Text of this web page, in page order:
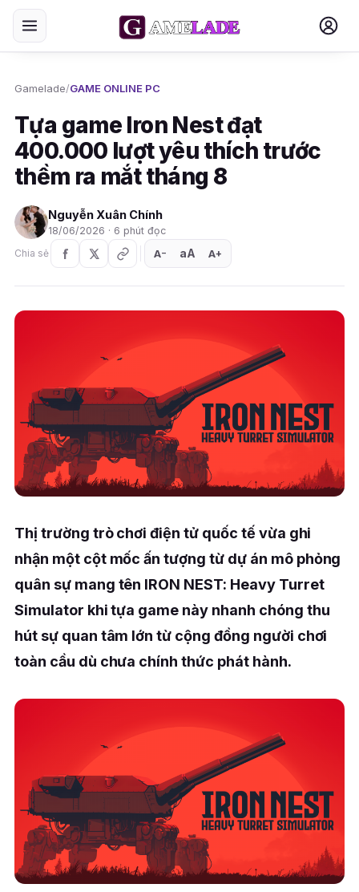
Gamelade/GAME ONLINE PC
Tựa game Iron Nest đạt
400.000 lượt yêu thích trước
thềm ra mắt tháng 8
Nguyễn Xuân Chính
18/06/2026 · 6 phút đọc
Chia sẻ
A− aA A+
Thị trường trò chơi điện tử quốc tế vừa ghi
nhận một cột mốc ấn tượng từ dự án mô phỏng
quân sự mang tên IRON NEST: Heavy Turret
Simulator khi tựa game này nhanh chóng thu
hút sự quan tâm lớn từ cộng đồng người chơi
toàn cầu dù chưa chính thức phát hành.